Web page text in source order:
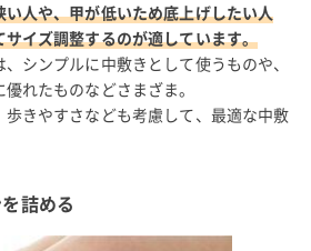
い人や、甲が低いため底上げしたい人
イズ調整するのが適しています。
シンプルに中敷きとして使うものや、
れたものなどさまざま。
きやすさなども考慮して、最適な中敷
詰める